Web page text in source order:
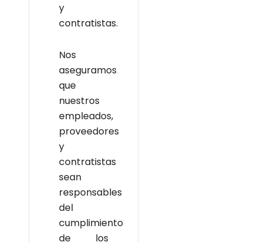
y
contratistas.
Nos
aseguramos
que
nuestros
empleados,
proveedores
y
contratistas
sean
responsables
del
cumplimiento
de los